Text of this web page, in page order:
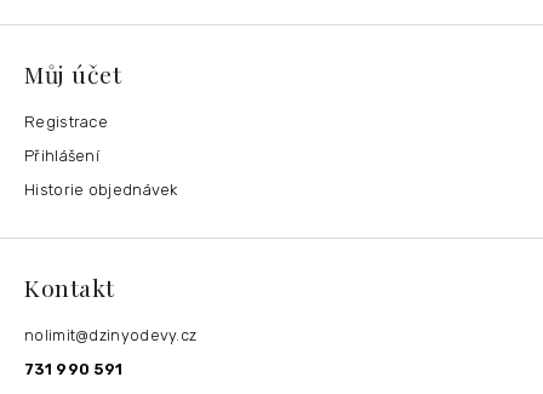
Můj účet
Registrace
Přihlášení
Historie objednávek
Kontakt
nolimit@dzinyodevy.cz
731 990 591